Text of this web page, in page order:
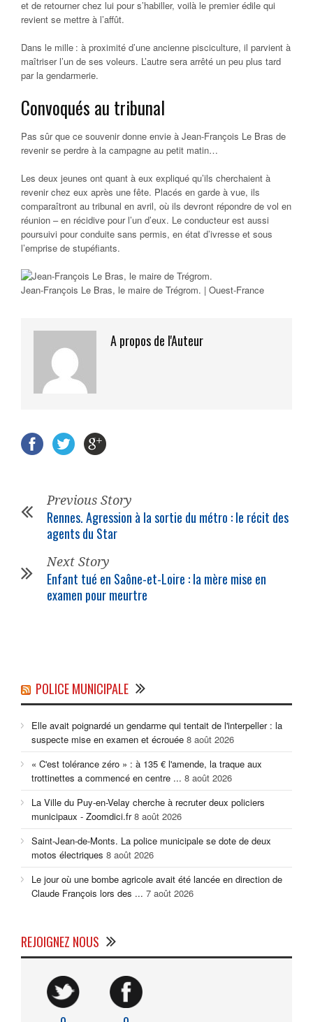
et de retourner chez lui pour s’habiller, voilà le premier édile qui
revient se mettre à l’affût.
Dans le mille : à proximité d’une ancienne pisciculture, il parvient à
maîtriser l’un de ses voleurs. L’autre sera arrêté un peu plus tard
par la gendarmerie.
Convoqués au tribunal
Pas sûr que ce souvenir donne envie à Jean-François Le Bras de
revenir se perdre à la campagne au petit matin…
Les deux jeunes ont quant à eux expliqué qu’ils cherchaient à
revenir chez eux après une fête. Placés en garde à vue, ils
comparaîtront au tribunal en avril, où ils devront répondre de vol en
réunion – en récidive pour l’un d’eux. Le conducteur est aussi
poursuivi pour conduite sans permis, en état d’ivresse et sous
l’emprise de stupéfiants.
Jean-François Le Bras, le maire de Trégrom. | Ouest-France
A propos de l'Auteur
Previous Story
Rennes. Agression à la sortie du métro : le récit des
agents du Star
Next Story
Enfant tué en Saône-et-Loire : la mère mise en
examen pour meurtre
POLICE MUNICIPALE
Elle avait poignardé un gendarme qui tentait de l'interpeller : la
suspecte mise en examen et écrouée 8 août 2026
« C'est tolérance zéro » : à 135 € l'amende, la traque aux
trottinettes a commencé en centre ... 8 août 2026
La Ville du Puy-en-Velay cherche à recruter deux policiers
municipaux - Zoomdici.fr 8 août 2026
Saint-Jean-de-Monts. La police municipale se dote de deux
motos électriques 8 août 2026
Le jour où une bombe agricole avait été lancée en direction de
Claude François lors des ... 7 août 2026
REJOIGNEZ NOUS